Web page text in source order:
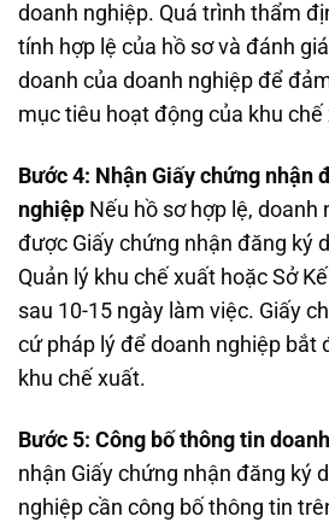
doanh nghiệp. Quá trình thẩm
tính hợp lệ của hồ sơ và đánh
doanh của doanh nghiệp để
mục tiêu hoạt động của khu chế
Bước 4: Nhận Giấy chứng nhận
nghiệp Nếu hồ sơ hợp lệ, doanh
được Giấy chứng nhận đăng ký
Quản lý khu chế xuất hoặc Sở
sau 10-15 ngày làm việc. Giấy
cứ pháp lý để doanh nghiệp bắt
khu chế xuất.
Bước 5: Công bố thông tin
nhận Giấy chứng nhận đăng ký
nghiệp cần công bố thông tin